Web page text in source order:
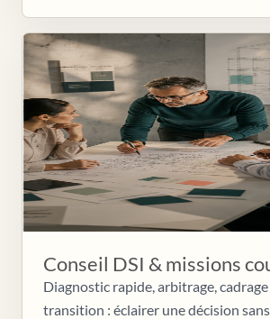
Conseil DSI & missions
Diagnostic rapide, arbitrage,
transition : éclairer une décision